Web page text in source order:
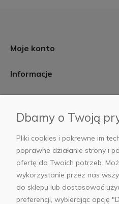
Moje konto
Informacje
AB Foto
+48
Dbamy o Twoją
Pliki cookies i pokrewne im
poprawne działanie strony i
ofertę do Twoich potrzeb.
wykorzystanie przez nas
do sklepu lub dostosować
preferencji, wybierając opcję